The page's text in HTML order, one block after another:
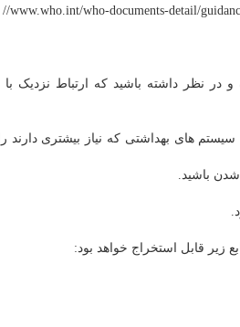
www.who.int/who-documents-detail/
در نظر داشته باشید که ارتباط نزدیک
های بهداشتی که نیاز بیشتری دارند
باشید.